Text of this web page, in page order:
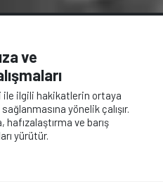
ve
ile ilgili hakikatlerin ortaya
sağlanmasına yönelik çalışır.
ve barış
yürütür.